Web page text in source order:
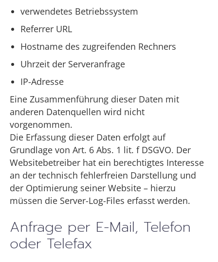
verwendetes Betriebssystem
Referrer URL
Hostname des zugreifenden Rechners
Uhrzeit der Serveranfrage
IP-Adresse
Eine Zusammenführung dieser Daten mit
anderen Datenquellen wird nicht
vorgenommen.
Die Erfassung dieser Daten erfolgt auf
Grundlage von Art. 6 Abs. 1 lit. f DSGVO. Der
Websitebetreiber hat ein berechtigtes Interesse
an der technisch fehlerfreien Darstellung und
der Optimierung seiner Website – hierzu
müssen die Server-Log-Files erfasst werden.
Anfrage per E-Mail, Telefon
oder Telefax